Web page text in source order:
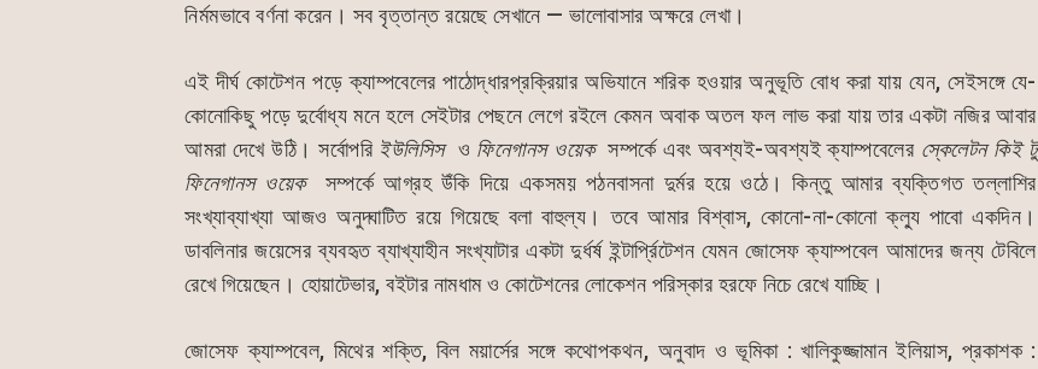
নির্মমভাবে বর্ণনা করেন। সব বৃত্তান্ত রয়েছে সেখানে — ভালোবাসার অক্ষরে লেখা।
এই দীর্ঘ কোটেশন পড়ে ক্যাম্পবেলের পাঠোদ্ধারপ্রক্রিয়ার অভিযানে শরিক হওয়ার অনুভূতি বোধ করা যায় যেন, সেইসঙ্গে যে-
কোনোকিছু পড়ে দুর্বোধ্য মনে হলে সেইটার পেছনে লেগে রইলে কেমন অবাক অতল ফল লাভ করা যায় তার একটা নজির আবার
আমরা দেখে উঠি। সর্বোপরি ইউলিসিসও ফিনেগানস ওয়েকসম্পর্কে এবং অবশ্যই-অবশ্যই ক্যাম্পবেলের স্কেলেটন কিই টু
ফিনেগানস ওয়েকসম্পর্কে আগ্রহ উঁকি দিয়ে একসময় পঠনবাসনা দুর্মর হয়ে ওঠে। কিন্তু আমার ব্যক্তিগত তল্লাশির
সংখ্যাব্যাখ্যা আজও অনুদ্ঘাটিত রয়ে গিয়েছে বলা বাহুল্য। তবে আমার বিশ্বাস, কোনো-না-কোনো ক্ল্যু পাবো একদিন।
ডাবলিনার জয়েসের ব্যবহৃত ব্যাখ্যাহীন সংখ্যাটার একটা দুর্ধর্ষ ইন্টার্প্রিটেশন যেমন জোসেফ ক্যাম্পবেল আমাদের জন্য টেবিলে
রেখে গিয়েছেন। হোয়াটেভার, বইটার নামধাম ও কোটেশনের লোকেশন পরিস্কার হরফে নিচে রেখে যাচ্ছি।
জোসেফ ক্যাম্পবেল, মিথের শক্তি, বিল ময়ার্সের সঙ্গে কথোপকথন, অনুবাদ ও ভূমিকা : খালিকুজ্জামান ইলিয়াস, প্রকাশক :